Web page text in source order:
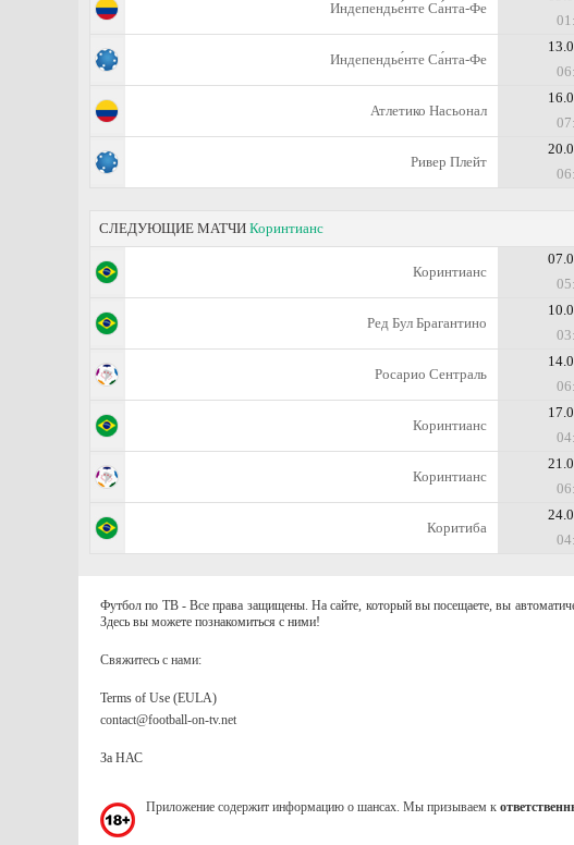
Индепендье́нте Са́нта-Фе
Индепендье́нте Са́нта-Фе
Атлетико Насьонал
Ривер Плейт
СЛЕДУЮЩИЕ МАТЧИ Коринтианс
Коринтианс
Ред Бул Брагантино
Росарио Сентраль
Коринтианс
Коринтианс
Коритиба
Футбол по ТВ - Все права защищены. На сайте, который вы посещаете, вы
Здесь вы можете познакомиться с ними!
Свяжитесь с нами:
Terms of Use (EULA)
contact@football-on-tv.net
За НАС
Приложение содержит информацию о шансах. Мы призываем к